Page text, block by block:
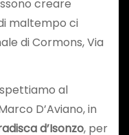
creare
maltempo ci
di Cormons, Via
al
D’Aviano, in
d’Isonzo, per